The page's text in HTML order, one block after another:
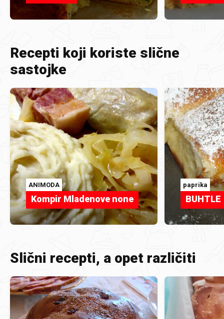
Recepti koji koriste slične
sastojke
ANIMODA
Kompir Mladenove none
paprika
BUHTLE
Slični recepti, a opet različiti